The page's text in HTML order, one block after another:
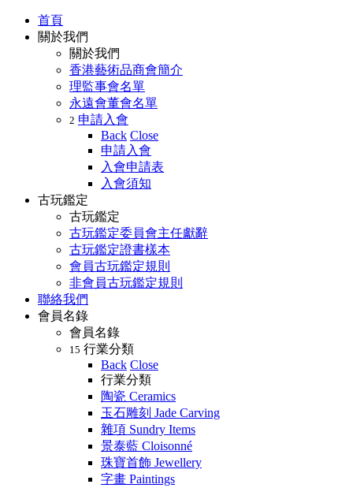
首頁
關於我們
關於我們
香港藝術品商會簡介
理監事會名單
永遠會董會名單
2 申請入會
Back Close
申請入會
入會申請表
入會須知
古玩鑑定
古玩鑑定
古玩鑑定委員會主任獻辭
古玩鑑定證書樣本
會員古玩鑑定規則
非會員古玩鑑定規則
聯絡我們
會員名錄
會員名錄
15 行業分類
Back Close
行業分類
陶瓷 Ceramics
玉石雕刻 Jade Carving
雜項 Sundry Items
景泰藍 Cloisonné
珠寶首飾 Jewellery
字畫 Paintings